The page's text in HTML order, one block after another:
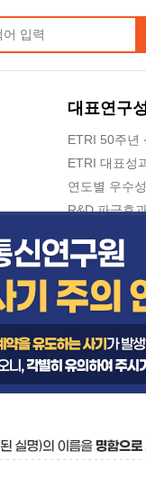
대표연구
ETRI 50주년
ETRI 대표성
연도별 우수
R&D 파급효
지식공유플랫